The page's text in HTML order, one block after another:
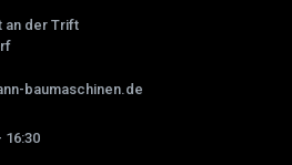
an der Trift
baumaschinen.de
16:30